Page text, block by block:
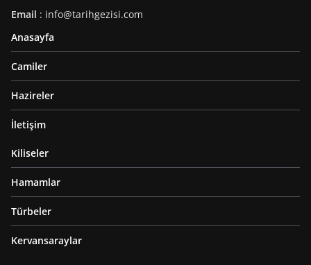
Email : info@tarihgezisi.com
Anasayfa
Camiler
Hazireler
İletişim
Kiliseler
Hamamlar
Türbeler
Kervansaraylar